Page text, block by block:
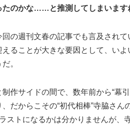
たのかな……と推測してしまいます
の週刊文春の記事でも言及され
えることが大きな要因として、い
。
制作サイドの間で、数年前から“幕
、だからこその“初代相棒”寺脇さ
ストになるかは分かりませんが、